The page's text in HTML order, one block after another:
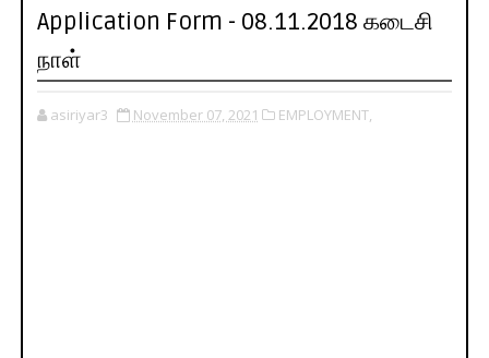
Application Form - 08.11.2018 கடைசி
நாள்
asiriyar3 November 07, 2021 EMPLOYMENT,